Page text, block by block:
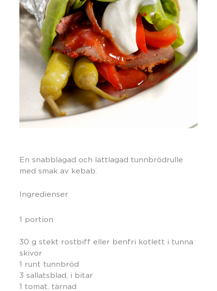
En snabblagad och lättlagad tunnbrödrulle
med smak av kebab.
Ingredienser
1 portion
30 g stekt rostbiff eller benfri kotlett i tunna
skivor
1 runt tunnbröd
3 sallatsblad, i bitar
1 tomat, tärnad